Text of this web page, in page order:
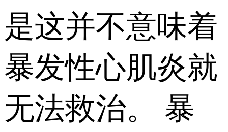
是这并不意味着
暴发性心肌炎就
无法救治。 暴